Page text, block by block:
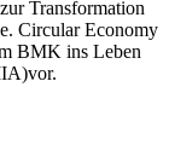
Transformation
Circular Economy
BMK ins Leben